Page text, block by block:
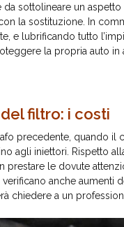
da sottolineare un
la sostituzione. In
e lubrificando tutto
la propria auto in
filtro: i costi
precedente, quando
agli iniettori. Rispetto
prestare le dovute
anche aumenti
chiedere a un